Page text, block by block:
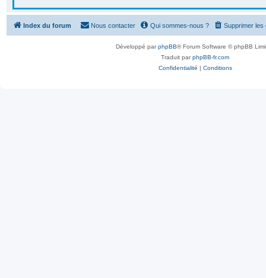
Index du forum Supprimer les
Qui sommes-nous ?
Nous contacter
Développé parphpBB® Forum Software © phpBB
Traduit parphpBB-fr.com
Confidentialité | Conditions